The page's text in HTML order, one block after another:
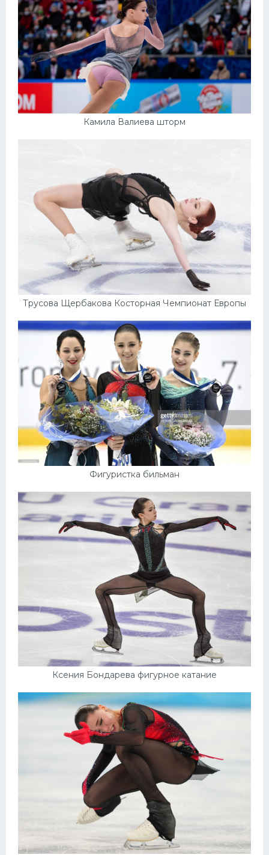
Камила Валиева шторм
Трусова Щербакова Косторная Чемпионат Европы
Фигуристка бильман
Ксения Бондарева фигурное катание